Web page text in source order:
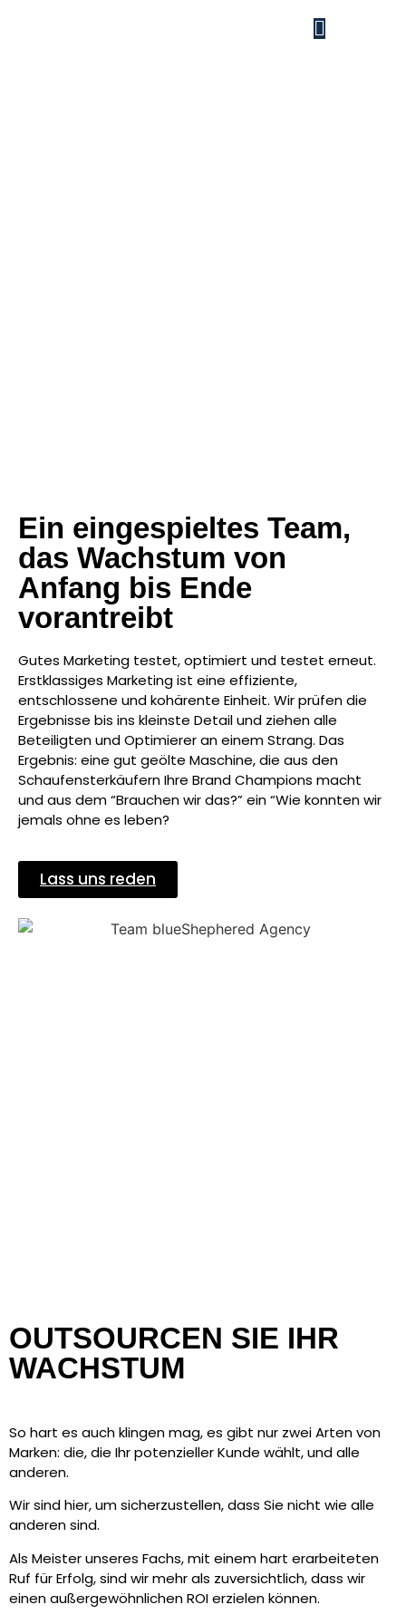
Ein eingespieltes Team,
das Wachstum von
Anfang bis Ende
vorantreibt
Gutes Marketing testet, optimiert und testet erneut.
Erstklassiges Marketing ist eine effiziente,
entschlossene und kohärente Einheit. Wir prüfen die
Ergebnisse bis ins kleinste Detail und ziehen alle
Beteiligten und Optimierer an einem Strang. Das
Ergebnis: eine gut geölte Maschine, die aus den
Schaufensterkäufern Ihre Brand Champions macht
und aus dem “Brauchen wir das?” ein “Wie konnten wir
jemals ohne es leben?
Lass uns reden
OUTSOURCEN SIE IHR
WACHSTUM
So hart es auch klingen mag, es gibt nur zwei Arten von
Marken: die, die Ihr potenzieller Kunde wählt, und alle
anderen.
Wir sind hier, um sicherzustellen, dass Sie nicht wie alle
anderen sind.
Als Meister unseres Fachs, mit einem hart erarbeiteten
Ruf für Erfolg, sind wir mehr als zuversichtlich, dass wir
einen außergewöhnlichen ROI erzielen können.